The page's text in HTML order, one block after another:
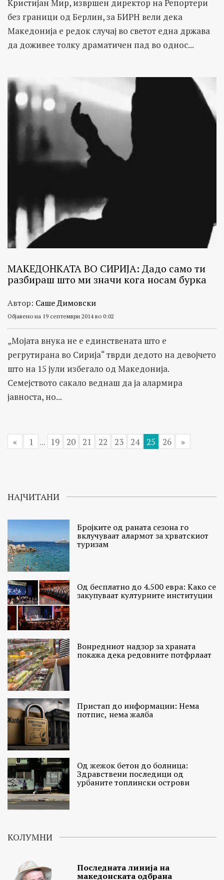
Кристијан Мир, извршен директор на Репортери
без граници од Берлин, за БИРН вели дека
Македонија е редок случај во светот една држава
да доживее толку драматичен пад во однос...
МАКЕДОНКАТА ВО СИРИЈА: Дадо само ти
разбираш што ми значи кога носам бурка
Автор: Саше Димовски
Објавено на 19 септември 2014 во 0:02
„Мојата внука не е единствената што е
регрутирана во Сирија“ тврди дедото на девојчето
што на 15 јули избегало од Македонија.
Семејството сакало веднаш да ја алармира
јавноста, но...
« 1 ... 19 20 21 22 23 24 25 26 »
НАЈЧИТАНИ
Бројките од раната сезона го
вклучуваат алармот за хрватскиот
туризам
Од бесплатно до 4.500 евра: Како се
закупуваат културните институции
Вонредниот надзор за храната
покажа дека редовните потфрлаат
Пристап до информации: Нема
потпис, нема жалба
Од жежок бетон до болница:
Здравствени последици од
урбаните топлински острови
КОЛУМНИ
Последната линија на
македонската одбрана